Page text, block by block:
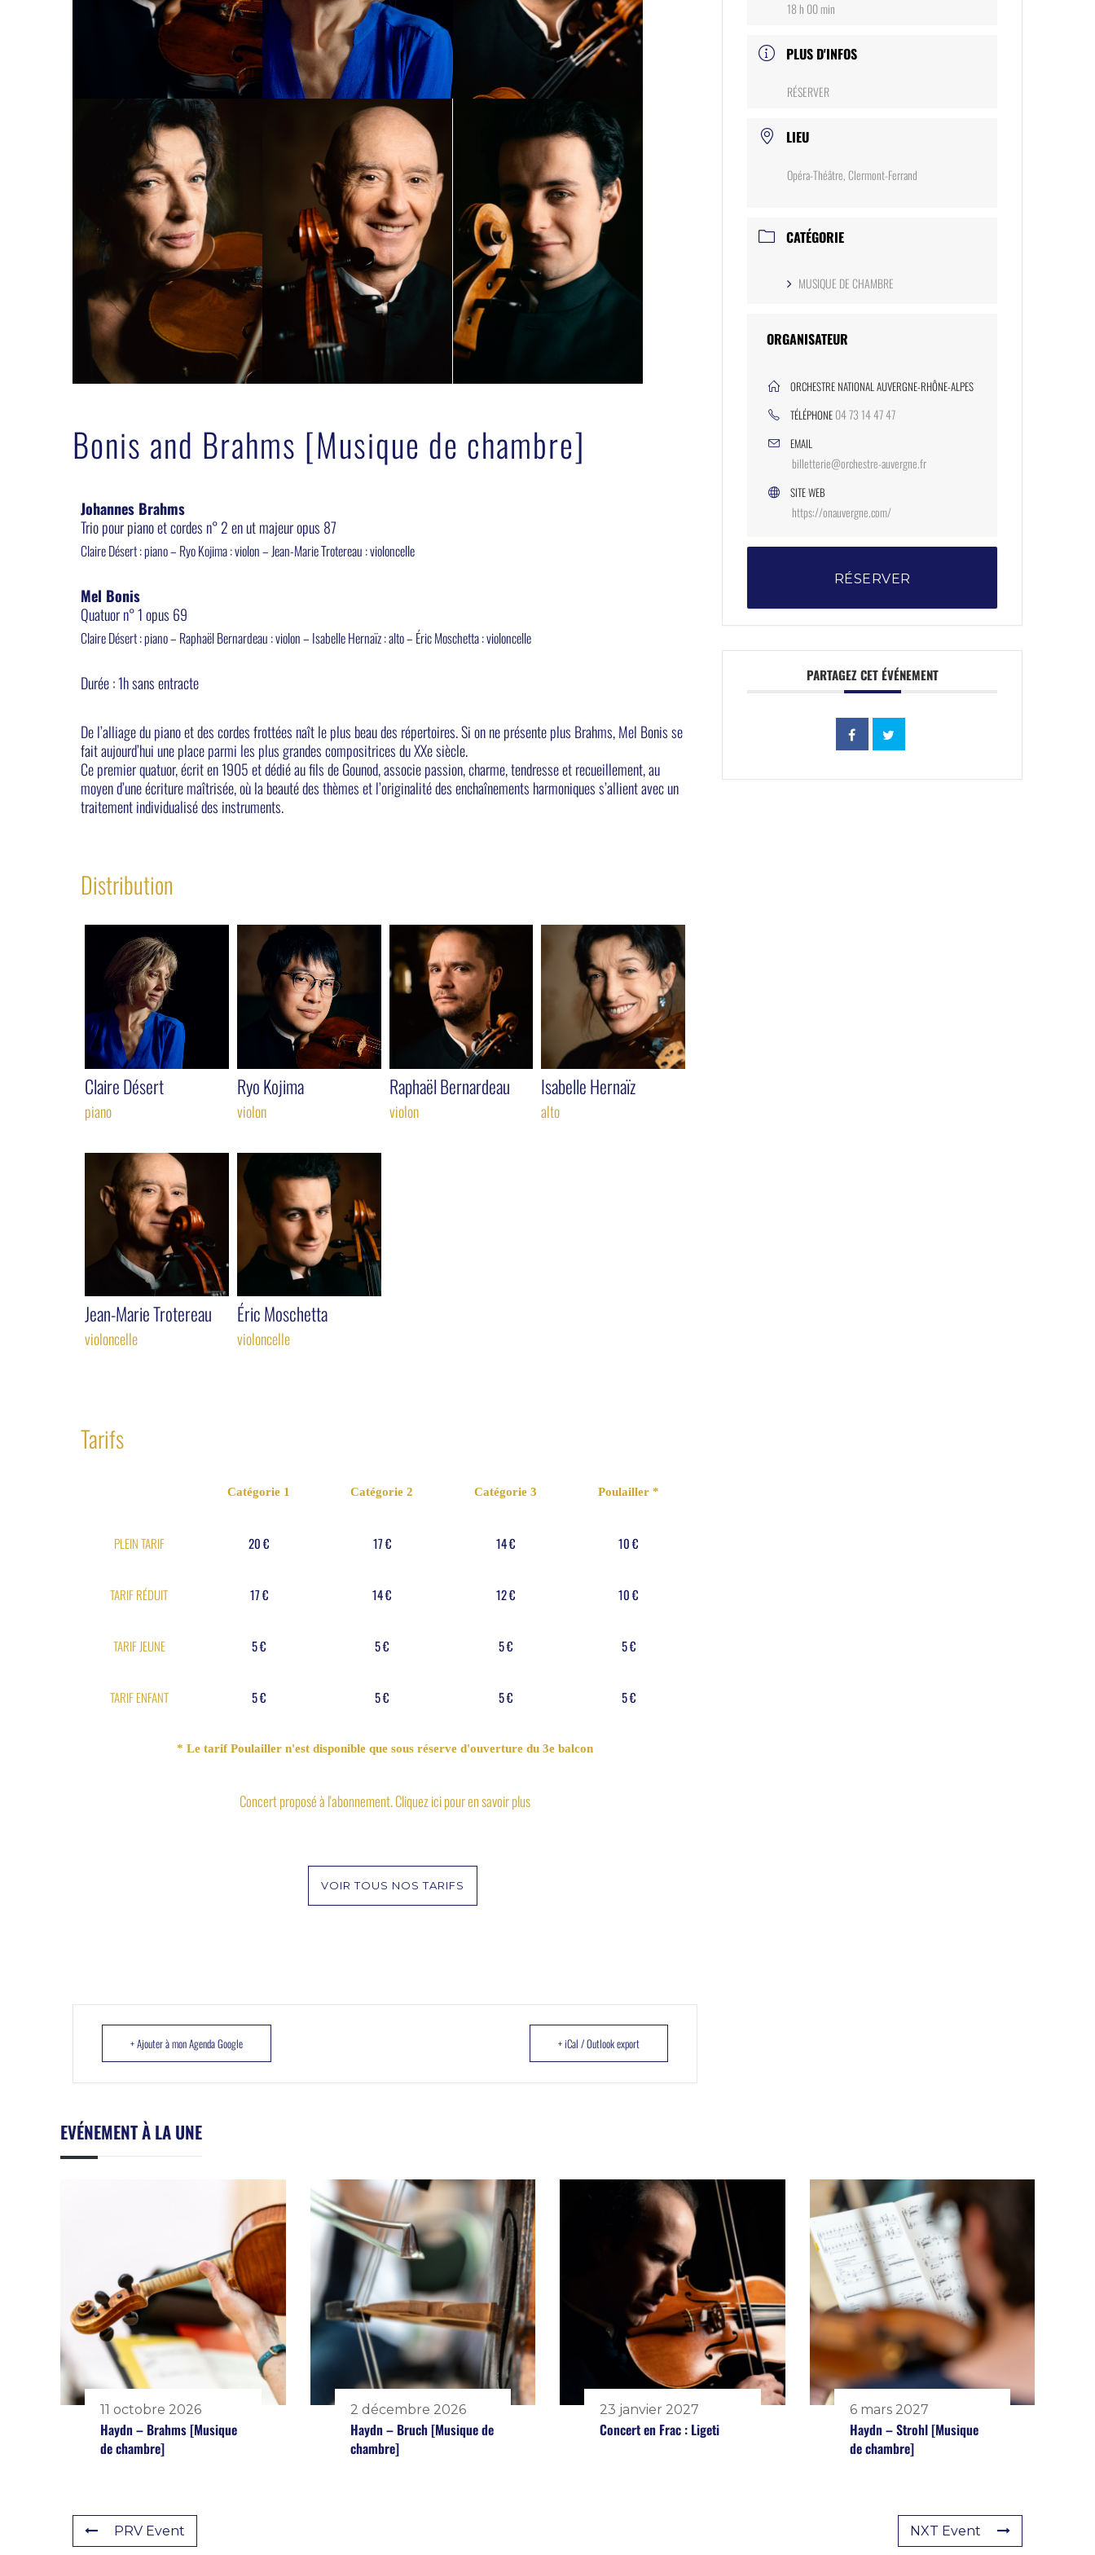
Bonis and Brahms [Musique de chambre]
Johannes Brahms
Trio pour piano et cordes n° 2 en ut majeur opus 87
Claire Désert : piano – Ryo Kojima : violon – Jean-Marie Trotereau : violoncelle
Mel Bonis
Quatuor n° 1 opus 69
Claire Désert : piano – Raphaël Bernardeau : violon – Isabelle Hernaïz : alto – Éric Moschetta : violoncelle
Durée : 1h sans entracte
De l’alliage du piano et des cordes frottées naît le plus beau des répertoires. Si on ne présente plus Brahms, Mel Bonis se
fait aujourd’hui une place parmi les plus grandes compositrices du XXe siècle.
Ce premier quatuor, écrit en 1905 et dédié au fils de Gounod, associe passion, charme, tendresse et recueillement, au
moyen d’une écriture maîtrisée, où la beauté des thèmes et l’originalité des enchaînements harmoniques s’allient avec un
traitement individualisé des instruments.
Distribution
Claire Désert
piano
Ryo Kojima
violon
Raphaël Bernardeau
violon
Isabelle Hernaïz
alto
Jean-Marie Trotereau
violoncelle
Éric Moschetta
violoncelle
Tarifs
Catégorie 1 Catégorie 2 Catégorie 3 Poulailler *
PLEIN TARIF 20 € 17 € 14 € 10 €
TARIF RÉDUIT 17 € 14 € 12 € 10 €
TARIF JEUNE 5 € 5 € 5 € 5 €
TARIF ENFANT 5 € 5 € 5 € 5 €
* Le tarif Poulailler n'est disponible que sous réserve d'ouverture du 3e balcon
Concert proposé à l'abonnement. Cliquez ici pour en savoir plus
VOIR TOUS NOS TARIFS
+ Ajouter à mon Agenda Google + iCal / Outlook export
18 h 00 min
PLUS D'INFOS
RÉSERVER
LIEU
Opéra-Théâtre, Clermont-Ferrand
CATÉGORIE
MUSIQUE DE CHAMBRE
ORGANISATEUR
ORCHESTRE NATIONAL AUVERGNE-RHÔNE-ALPES
TÉLÉPHONE 04 73 14 47 47
EMAIL
billetterie@orchestre-auvergne.fr
SITE WEB
https://onauvergne.com/
RÉSERVER
PARTAGEZ CET ÉVÉNEMENT
EVÉNEMENT À LA UNE
11 octobre 2026
Haydn – Brahms [Musique
de chambre]
2 décembre 2026
Haydn – Bruch [Musique de
chambre]
23 janvier 2027
Concert en Frac : Ligeti
6 mars 2027
Haydn – Strohl [Musique
de chambre]
PRV Event NXT Event